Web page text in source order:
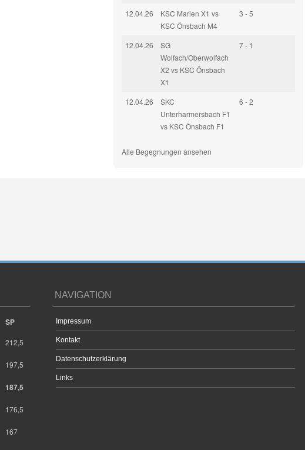
12.04.26
KSC Marlen X1 vs
KSC Önsbach M4
3 - 5
12.04.26
SG
Wolfach/Oberwolfach
X2 vs KSC Önsbach
X1
7 - 1
12.04.26
SKC
Unterharmersbach F1
vs KSC Önsbach F1
6 - 2
Alle Begegnungen ansehen
SP
212,5
197,5
187,5
176,5
167
NAVIGATION
Impressum
Kontakt
Datenschutzerklärung
Links